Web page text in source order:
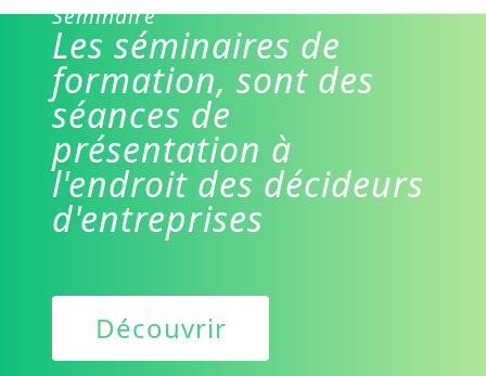
Séminaire
Les séminaires de
formation, sont des
séances de
présentation à
l'endroit des décideurs
d'entreprises
Découvrir